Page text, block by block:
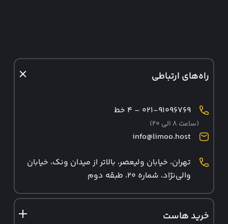
راه‌های ارتباطی
۰۲۱-۹۱۰۹۶۷۶۹ – ۴ خط
(ساعت ۸ الی ۲۰)
info@limoo.host
تهران، خیابان ولیعصر، بالاتر از میدان ونک، خیابان
والی‌نژاد، شماره ۲۰، طبقه دوم
خرید هاست